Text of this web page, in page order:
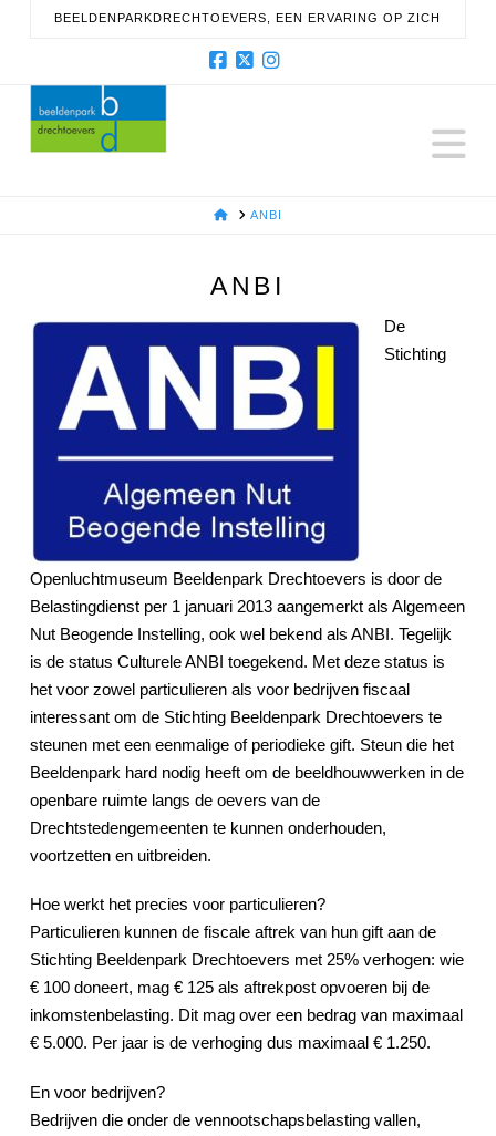
BEELDENPARKDRECHTOEVERS, EEN ERVARING OP ZICH
HOMEANBI
ANBI
De
Stichting
Openluchtmuseum Beeldenpark Drechtoevers is door de
Belastingdienst per 1 januari 2013 aangemerkt als Algemeen
Nut Beogende Instelling, ook wel bekend als ANBI. Tegelijk
is de status Culturele ANBI toegekend. Met deze status is
het voor zowel particulieren als voor bedrijven fiscaal
interessant om de Stichting Beeldenpark Drechtoevers te
steunen met een eenmalige of periodieke gift. Steun die het
Beeldenpark hard nodig heeft om de beeldhouwwerken in de
openbare ruimte langs de oevers van de
Drechtstedengemeenten te kunnen onderhouden,
voortzetten en uitbreiden.
Hoe werkt het precies voor particulieren?
Particulieren kunnen de fiscale aftrek van hun gift aan de
Stichting Beeldenpark Drechtoevers met 25% verhogen: wie
€ 100 doneert, mag € 125 als aftrekpost opvoeren bij de
inkomstenbelasting. Dit mag over een bedrag van maximaal
€ 5.000. Per jaar is de verhoging dus maximaal € 1.250.
En voor bedrijven?
Bedrijven die onder de vennootschapsbelasting vallen,